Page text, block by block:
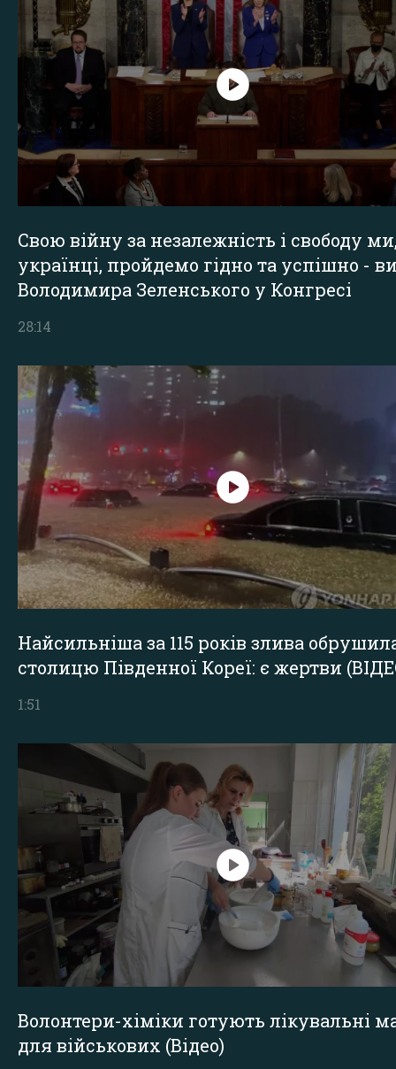
Свою війну за незалежність і свободу
українці, пройдемо гідно та успішно -
Володимира Зеленського у Конгресі
28:14
Найсильніша за 115 років злива
столицю Південної Кореї: є жертви
1:51
Волонтери-хіміки готують лікувальні
для військових (Відео)